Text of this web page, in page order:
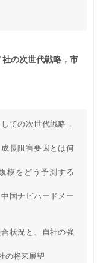
の次世代戦略，市
ての次世代戦略，
成長阻害要因とは何
模をどう予測する
国ナビハードメー
状況と、自社の強
の将来展望